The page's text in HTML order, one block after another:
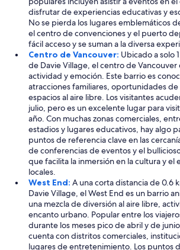
disfrutar de experiencias educativas y
No se pierda los lugares emblemáticos
el centro de convenciones y el puerto
fácil acceso y se suman a la diversa
Centro de Vancouver: Ubicado a solo
de Davie Village, el centro de
actividad y emoción. Este barrio es
atracciones familiares, oportunidades
espacios al aire libre. Los visitantes
julio, pero es un excelente lugar para
año. Con muchas zonas comerciales,
estadios y lugares educativos, hay algo
puntos de referencia clave en las
de conferencias de eventos y el
que facilita la inmersión en la cultura y el
locales.
West End: A una corta distancia de 0.6
Davie Village, el West End es un barrio
una mezcla de diversión al aire libre,
encanto urbano. Popular entre los
durante los meses pico de abril y de
cuenta con distritos comerciales,
lugares de entretenimiento. Los puntos